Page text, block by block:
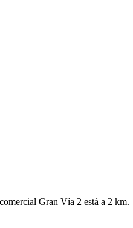
Gran Vía 2 está a 2 km.